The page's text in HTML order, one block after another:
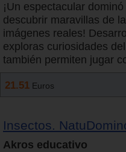
¡Un espectacular
descubrir maravillas de
imágenes reales!
exploras curiosidades
también permiten jugar
21.51 Euros
Insectos.
Akros educativo